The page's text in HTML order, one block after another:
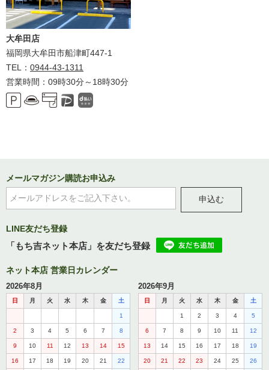
大牟田店
福岡県大牟田市船津町447-1
TEL： 0944-43-1311
営業時間：09時30分～18時30分
メールマガジン購読お申込み
申込む
LINE友だち登録
「もち吉ネット本店」を友だち登録
ネット本店 営業日カレンダー
2026年8月
日 月 火 水 木 金 土
1
2 3 4 5 6 7 8
9 10 11 12 13 14 15
16 17 18 19 20 21 22
2026年9月
日 月 火 水 木 金 土
1 2 3 4 5
6 7 8 9 10 11 12
13 14 15 16 17 18 19
20 21 22 23 24 25 26